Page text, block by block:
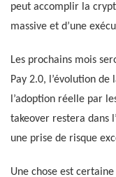
peut accomplir la
massive et d’une
Les prochains mois
Pay 2.0, l’évolution
l’adoption réelle par
takeover restera dans
une prise de risque
Une chose est